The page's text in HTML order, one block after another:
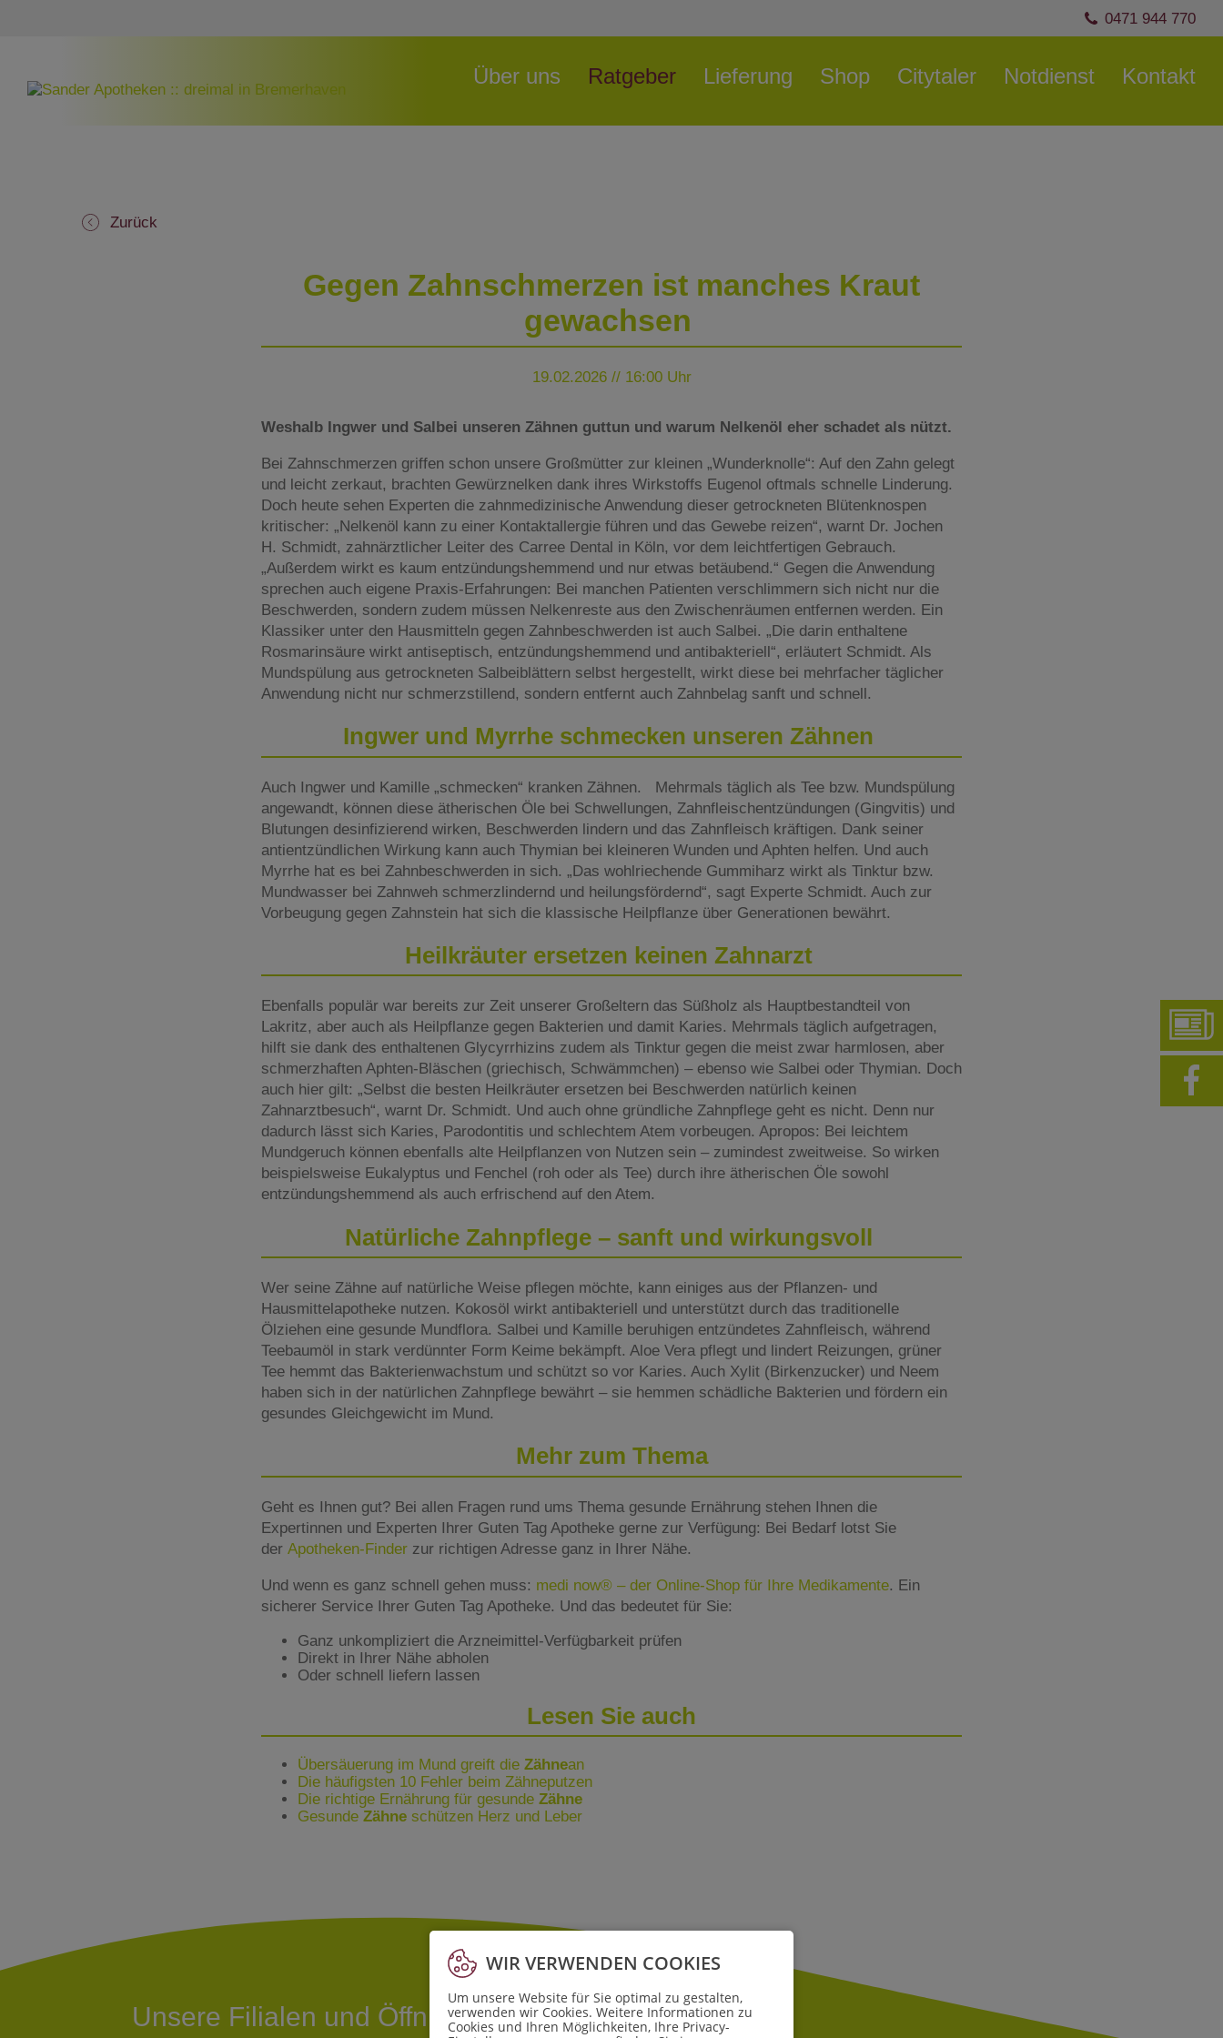
0471 944 770
Navigation
überspringen
Über uns Ratgeber Lieferung Shop Citytaler Notdienst Kontakt
Zurück
Gegen Zahnschmerzen ist manches Kraut
gewachsen
19.02.2026 // 16:00 Uhr
Weshalb Ingwer und Salbei unseren Zähnen guttun und warum Nelkenöl eher schadet als nützt.
Bei Zahnschmerzen griffen schon unsere Großmütter zur kleinen „Wunderknolle“: Auf den Zahn gelegt
und leicht zerkaut, brachten Gewürznelken dank ihres Wirkstoffs Eugenol oftmals schnelle Linderung.
Doch heute sehen Experten die zahnmedizinische Anwendung dieser getrockneten Blütenknospen
kritischer: „Nelkenöl kann zu einer Kontaktallergie führen und das Gewebe reizen“, warnt Dr. Jochen
H. Schmidt, zahnärztlicher Leiter des Carree Dental in Köln, vor dem leichtfertigen Gebrauch.
„Außerdem wirkt es kaum entzündungshemmend und nur etwas betäubend.“ Gegen die Anwendung
sprechen auch eigene Praxis-Erfahrungen: Bei manchen Patienten verschlimmern sich nicht nur die
Beschwerden, sondern zudem müssen Nelkenreste aus den Zwischenräumen entfernen werden. Ein
Klassiker unter den Hausmitteln gegen Zahnbeschwerden ist auch Salbei. „Die darin enthaltene
Rosmarinsäure wirkt antiseptisch, entzündungshemmend und antibakteriell“, erläutert Schmidt. Als
Mundspülung aus getrockneten Salbeiblättern selbst hergestellt, wirkt diese bei mehrfacher täglicher
Anwendung nicht nur schmerzstillend, sondern entfernt auch Zahnbelag sanft und schnell.
Ingwer und Myrrhe schmecken unseren Zähnen
Auch Ingwer und Kamille „schmecken“ kranken Zähnen. Mehrmals täglich als Tee bzw. Mundspülung
angewandt, können diese ätherischen Öle bei Schwellungen, Zahnfleischentzündungen (Gingvitis) und
Blutungen desinfizierend wirken, Beschwerden lindern und das Zahnfleisch kräftigen. Dank seiner
antientzündlichen Wirkung kann auch Thymian bei kleineren Wunden und Aphten helfen. Und auch
Myrrhe hat es bei Zahnbeschwerden in sich. „Das wohlriechende Gummiharz wirkt als Tinktur bzw.
Mundwasser bei Zahnweh schmerzlindernd und heilungsfördernd“, sagt Experte Schmidt. Auch zur
Vorbeugung gegen Zahnstein hat sich die klassische Heilpflanze über Generationen bewährt.
Heilkräuter ersetzen keinen Zahnarzt
Ebenfalls populär war bereits zur Zeit unserer Großeltern das Süßholz als Hauptbestandteil von
Lakritz, aber auch als Heilpflanze gegen Bakterien und damit Karies. Mehrmals täglich aufgetragen,
hilft sie dank des enthaltenen Glycyrrhizins zudem als Tinktur gegen die meist zwar harmlosen, aber
schmerzhaften Aphten-Bläschen (griechisch, Schwämmchen) – ebenso wie Salbei oder Thymian. Doch
auch hier gilt: „Selbst die besten Heilkräuter ersetzen bei Beschwerden natürlich keinen
Zahnarztbesuch“, warnt Dr. Schmidt. Und auch ohne gründliche Zahnpflege geht es nicht. Denn nur
dadurch lässt sich Karies, Parodontitis und schlechtem Atem vorbeugen. Apropos: Bei leichtem
Mundgeruch können ebenfalls alte Heilpflanzen von Nutzen sein – zumindest zweitweise. So wirken
beispielsweise Eukalyptus und Fenchel (roh oder als Tee) durch ihre ätherischen Öle sowohl
entzündungshemmend als auch erfrischend auf den Atem.
Natürliche Zahnpflege – sanft und wirkungsvoll
Wer seine Zähne auf natürliche Weise pflegen möchte, kann einiges aus der Pflanzen- und
Hausmittelapotheke nutzen. Kokosöl wirkt antibakteriell und unterstützt durch das traditionelle
Ölziehen eine gesunde Mundflora. Salbei und Kamille beruhigen entzündetes Zahnfleisch, während
Teebaumöl in stark verdünnter Form Keime bekämpft. Aloe Vera pflegt und lindert Reizungen, grüner
Tee hemmt das Bakterienwachstum und schützt so vor Karies. Auch Xylit (Birkenzucker) und Neem
haben sich in der natürlichen Zahnpflege bewährt – sie hemmen schädliche Bakterien und fördern ein
gesundes Gleichgewicht im Mund.
Mehr zum Thema
Geht es Ihnen gut? Bei allen Fragen rund ums Thema gesunde Ernährung stehen Ihnen die
Expertinnen und Experten Ihrer Guten Tag Apotheke gerne zur Verfügung: Bei Bedarf lotst Sie
der Apotheken-Finder zur richtigen Adresse ganz in Ihrer Nähe.
Und wenn es ganz schnell gehen muss: medi now® – der Online-Shop für Ihre Medikamente. Ein
sicherer Service Ihrer Guten Tag Apotheke. Und das bedeutet für Sie:
Ganz unkompliziert die Arzneimittel-Verfügbarkeit prüfen
Direkt in Ihrer Nähe abholen
Oder schnell liefern lassen
Lesen Sie auch
Übersäuerung im Mund greift die Zähnean
Die häufigsten 10 Fehler beim Zähneputzen
Die richtige Ernährung für gesunde Zähne
Gesunde Zähne schützen Herz und Leber
Unsere Filialen und Öffnungszeiten
WIR VERWENDEN COOKIES
Um unsere Website für Sie optimal zu gestalten,
verwenden wir Cookies. Weitere Informationen zu
Cookies und Ihren Möglichkeiten, Ihre Privacy-